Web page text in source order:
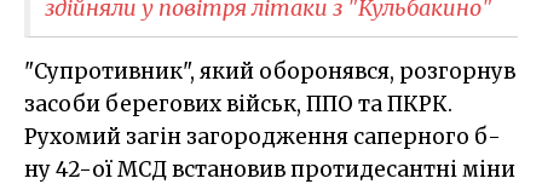
здійняли у повітря літаки з "Кульбакино"
"Супротивник", який оборонявся, розгорнув
засоби берегових військ, ППО та ПКРК.
Рухомий загін загородження саперного б-
ну 42-ої МСД встановив протидесантні міни